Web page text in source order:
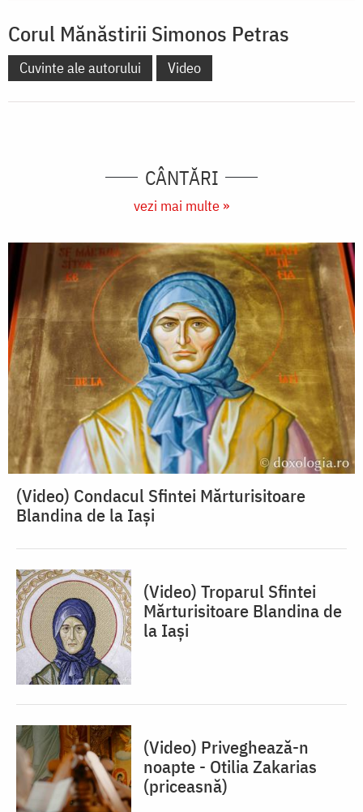
Corul Mănăstirii Simonos Petras
Cuvinte ale autorului Video
CÂNTĂRI
vezi mai multe »
(Video) Condacul Sfintei Mărturisitoare
Blandina de la Iași
(Video) Troparul Sfintei
Mărturisitoare Blandina de
la Iași
(Video) Priveghează-n
noapte - Otilia Zakarias
(priceasnă)